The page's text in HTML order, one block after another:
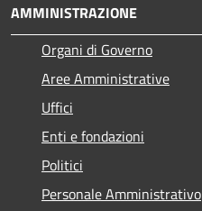
AMMINISTRAZIONE
Organi di Governo
Aree Amministrative
Uffici
Enti e fondazioni
Politici
Personale Amministrativo